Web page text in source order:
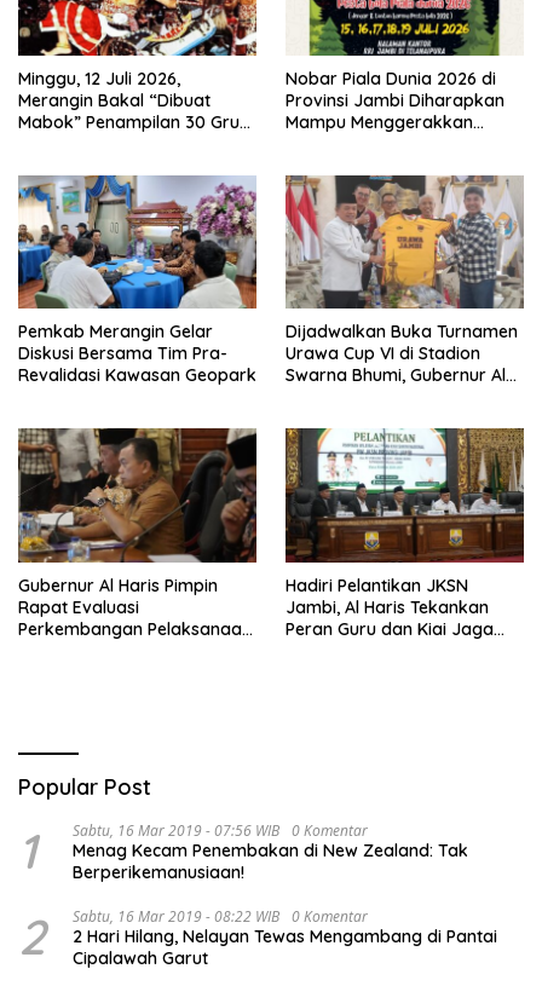
Minggu, 12 Juli 2026,
Merangin Bakal “Dibuat
Mabok” Penampilan 30 Grup
Nobar Piala Dunia 2026 di
Provinsi Jambi Diharapkan
Mampu Menggerakkan
Pemkab Merangin Gelar
Diskusi Bersama Tim Pra-
Revalidasi Kawasan Geopark
Dijadwalkan Buka Turnamen
Urawa Cup VI di Stadion
Swarna Bhumi, Gubernur Al
Gubernur Al Haris Pimpin
Rapat Evaluasi
Perkembangan Pelaksanaan
Hadiri Pelantikan JKSN
Jambi, Al Haris Tekankan
Peran Guru dan Kiai Jaga
Popular Post
1 Sabtu, 16 Mar 2019 - 07:56 WIB 0 Komentar
Menag Kecam Penembakan di New Zealand: Tak
Berperikemanusiaan!
2 Sabtu, 16 Mar 2019 - 08:22 WIB 0 Komentar
2 Hari Hilang, Nelayan Tewas Mengambang di Pantai
Cipalawah Garut